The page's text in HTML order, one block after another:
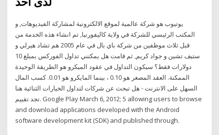
يوتيوب هو شركة عالمية لموقع الالكترونية لمشاركة الفيديوهات, و
المكتب الرئيسي للشركة في ولاية كاليفورنيا, تم انشاء هذه الخدمة من
قبل ثلاث موظفين من شركة باي بال في عام 2005 هم تشاد هيرلي و
ستيف تشين و جواد كريم, ثم قامت هل يمكنني تداول الفوركس بمبلغ 10
دولارات فقط؟ سيكون التداول في عقود الميكرو هو الطريقة الوحيدة
الممكنة. العقد المصغر هو 0.10 ، بينما المايكرو هو 0.01. كسب المال
السهل على الانترنت - هل تبحث عن شركات لتداول الخيارات الثنائية هنا
تجد تقييم. Google Play March 6, 2012; 5 allowing users to browse
and download applications developed with the Android
software development kit (SDK) and published through.